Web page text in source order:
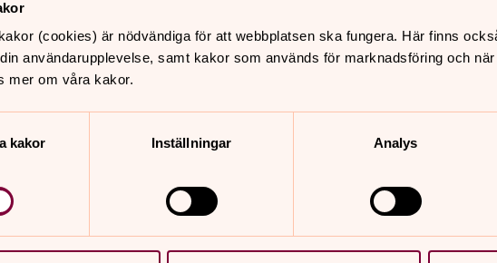
(cookies) är nödvändiga för att webbplatsen ska fungera. Här finns
användarupplevelse, samt kakor som används för marknadsföring och
mer om våra kakor.
kakor
Inställningar Analys
präst och kyrka. Vill ni få välsignelse i en
den församlingen
innehåll?